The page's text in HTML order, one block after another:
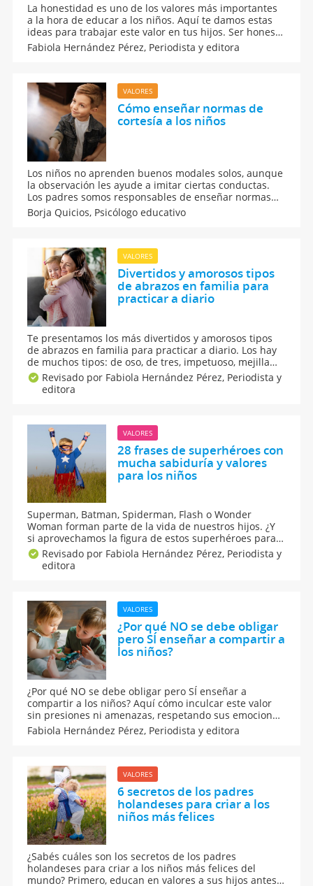
La honestidad es uno de los valores más importantes
a la hora de educar a los niños. Aquí te damos estas
ideas para trabajar este valor en tus hijos. Ser honesto
es una actitud que siembra confianza en uno mismo y
lo hace actuar siempre con base en la verdad y en la
Fabiola Hernández Pérez, Periodista y editora
VALORES
Cómo enseñar normas de
cortesía a los niños
Los niños no aprenden buenos modales solos, aunque
la observación les ayude a imitar ciertas conductas.
Los padres somos responsables de enseñar normas
de cortesía a los niños. Se trata de educarles para que
saluden, se despidan, den las gracias, pidan las cosas
Borja Quicios, Psicólogo educativo
VALORES
Divertidos y amorosos tipos
de abrazos en familia para
practicar a diario
Te presentamos los más divertidos y amorosos tipos
de abrazos en familia para practicar a diario. Los hay
de muchos tipos: de oso, de tres, impetuoso, mejilla
con mejilla, abrazo estilo muñeco de trapo, de lado,
abrazo lleno de orgullo... ¡no te vas a cansar de dar y
recibir abrazos de tus hijos!
Revisado por Fabiola Hernández Pérez, Periodista y
editora
VALORES
28 frases de superhéroes con
mucha sabiduría y valores
para los niños
Superman, Batman, Spiderman, Flash o Wonder
Woman forman parte de la vida de nuestros hijos. ¿Y
si aprovechamos la figura de estos superhéroes para
transmitirles valores y valiosas lecciones de vida para
su día a día? Atenta a estas 28 frases de superhéroes
Revisado por Fabiola Hernández Pérez, Periodista y
editora
VALORES
¿Por qué NO se debe obligar
pero SÍ enseñar a compartir a
los niños?
¿Por qué NO se debe obligar pero SÍ enseñar a
compartir a los niños? Aquí cómo inculcar este valor
sin presiones ni amenazas, respetando sus emociones
y tiempos. Conoce a qué edad empiezan a
comprender la importancia de compartir y qué
educar con empatía.
Fabiola Hernández Pérez, Periodista y editora
VALORES
6 secretos de los padres
holandeses para criar a los
niños más felices
¿Sabés cuáles son los secretos de los padres
holandeses para criar a los niños más felices del
mundo? Primero, educan en valores a sus hijos antes